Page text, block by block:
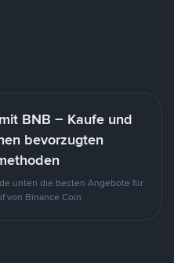
BNB – Kaufe und
bevorzugten
unten die besten Angebote für
von Binance Coin